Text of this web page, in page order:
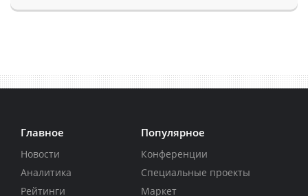
Главное
Новости
Аналитика
Рейтинги
Популярное
Конференции
Специальные проекты
Маркет